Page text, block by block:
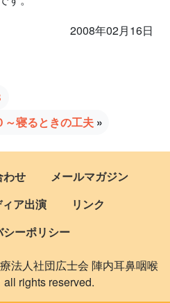
2008年02月16日
寝るときの工夫»
わせ
メールマガジン
ア出演
リンク
シーポリシー
法人社団広士会 陣内耳鼻咽喉
rights reserved.